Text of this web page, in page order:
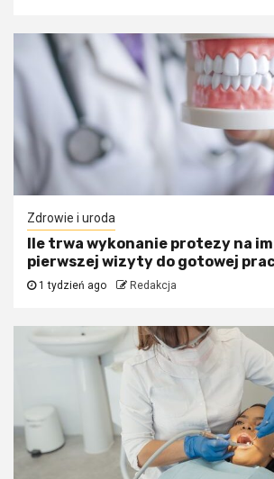
Zdrowie i uroda
Ile trwa wykonanie protezy na
pierwszej wizyty do gotowej
1 tydzień ago Redakcja